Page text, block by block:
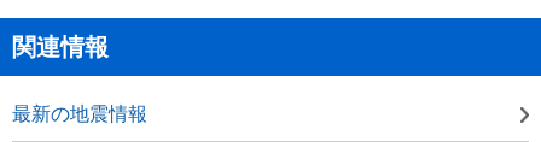
関連情報
最新の地震情報